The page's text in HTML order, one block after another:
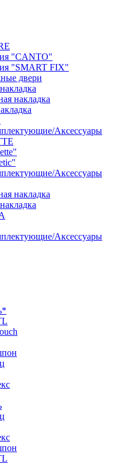
"CANTO"
"SMART FIX"
двери
накладка
Аксессуары
Аксессуары
накладка
Аксессуары